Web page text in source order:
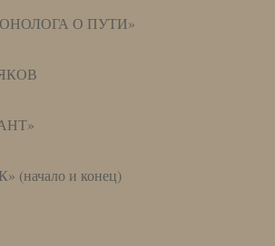
О ПУТИ»
(начало и конец)